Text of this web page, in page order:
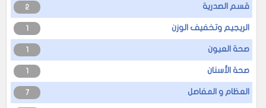
قسم الصدرية 2
الريجيم وتخفيف الوزن 1
صحة العيون 1
صحة الأسنان 1
العظام و المفاصل 7